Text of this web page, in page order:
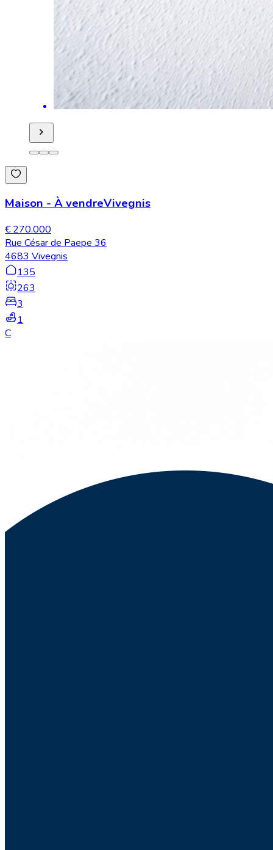
Maison - À vendreVivegnis
€ 270.000
Rue César de Paepe 36
4683 Vivegnis
135
263
3
1
C